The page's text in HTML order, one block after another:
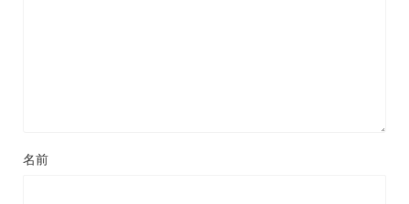
名前